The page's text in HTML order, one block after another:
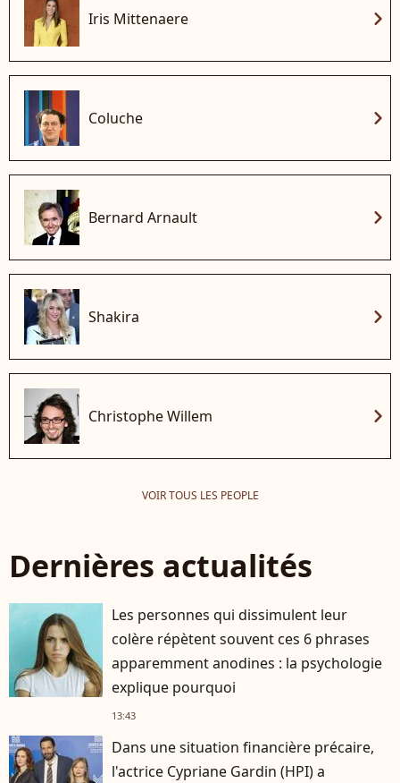
Iris Mittenaere chevron_right
Coluche chevron_right
Bernard Arnault chevron_right
Shakira chevron_right
Christophe Willem chevron_right
VOIR TOUS LES PEOPLE
Dernières actualités
Les personnes qui dissimulent leur
colère répètent souvent ces 6 phrases
apparemment anodines : la psychologie
explique pourquoi
13:43
Dans une situation financière précaire,
l'actrice Cypriane Gardin (HPI) a